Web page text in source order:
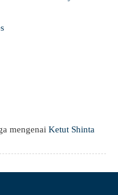
mengenai Ketut Shinta